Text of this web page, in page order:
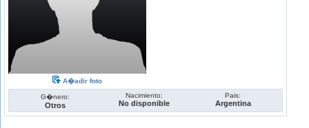
A�adir foto
G�nero:
Otros
Nacimiento:
No disponible
Pais:
Argentina